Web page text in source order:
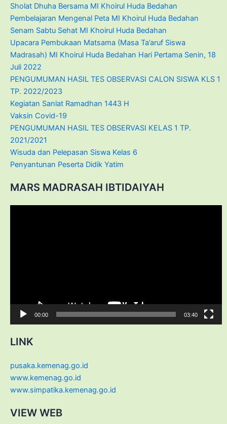
Sholat Dhuha Bersama MI Khoirul Huda Bedahan
Pembelajaran Mengenal Peta MI Khoirul Huda Bedahan
Senam Sabtu Sehat MI Khoirul Huda Bedahan
Upacara Pembukaan Matsama (Masa Ta’aruf Siswa
Madrasah) MI Khoirul Huda Bedahan Hari Pertama Senin, 18
Juli 2022
PENGUMUMAN HASIL TES OBSERVASI CALON SISWA KLS 1
TP. 2022/2023
Kegiatan Sanlat Ramadhan 1443 H
Vaksin Covid-19
PENGUMUMAN HASIL TES OBSERVASI KELAS 1 TP.
2021/2021
Wisuda dan Pelepasan Siswa Kelas 6
Penyantunan Peserta Didik Yatim
MARS MADRASAH IBTIDAIYAH
00:00 03:40
LINK
pusaka.kemenag.go.id
www.kemenag.go.id
www.simpatika.kemenag.go.id
VIEW WEB